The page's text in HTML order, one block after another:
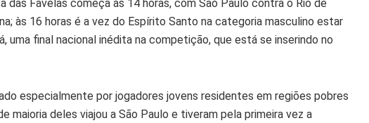
das Favelas começa às 14 horas, com São Paulo contra o Rio de
às 16 horas é a vez do Espírito Santo na categoria masculino estar
uma final nacional inédita na competição, que está se inserindo no
especialmente por jogadores jovens residentes em regiões pobres
maioria deles viajou a São Paulo e tiveram pela primeira vez a